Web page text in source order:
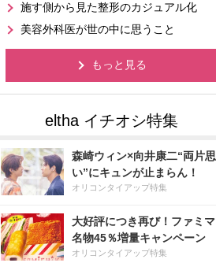
施す側から見た整形のカジュアル化
美容外科医が世の中に思うこと
もっと見る
森崎ウィン×向井康二“両片思
い”にキュンが止まらん！
オリコンタイアップ特集
大好評につき再び！ファミマ
名物45％増量キャンペーン
オリコンタイアップ特集